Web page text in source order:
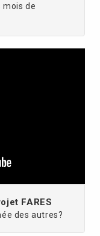
de
FARES
des autres?